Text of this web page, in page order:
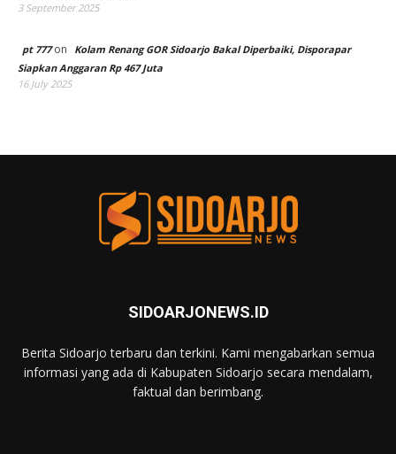
3 September 2025
pt 777on
Kolam Renang GOR Sidoarjo Bakal Diperbaiki, Disporapar
Siapkan Anggaran Rp 467 Juta
16 July 2025
SIDOARJONEWS.ID
Berita Sidoarjo terbaru dan terkini. Kami mengabarkan semua
informasi yang ada di Kabupaten Sidoarjo secara mendalam,
faktual dan berimbang.